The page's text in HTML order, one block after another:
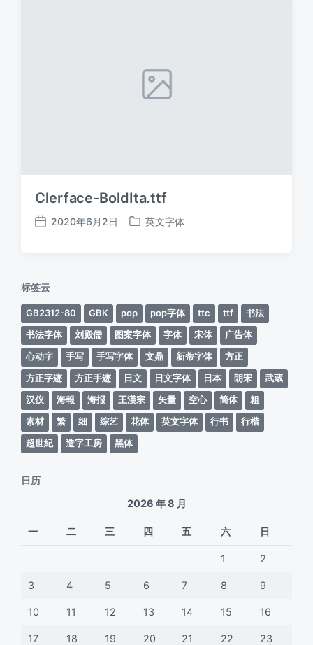
Clerface-BoldIta.ttf
发
2020年6月2日
发
英文字体
标签云
GB2312-80 GBK pop pop字体 ttc ttf
书法
书法字体
刘殿儒 图案字体 字体 宋体
广告体
心动字
手写 手写字体 文鼎 新蒂字体
方正
方正字迹
方正手迹 日文 日文字体 日本 朗宋
武蔵
汉仪
海報 海报 王漢宗 矢量 空心 简体
粗
素材
繁 细 综艺 花体 英文字体 行书
行楷
超世紀
造字工房 黑体
日历
2026 年 8 月
一 二 三 四 五 六 日
1 2
3 4 5 6 7 8 9
10 11 12 13 14 15 16
17 18 19 20 21 22 23